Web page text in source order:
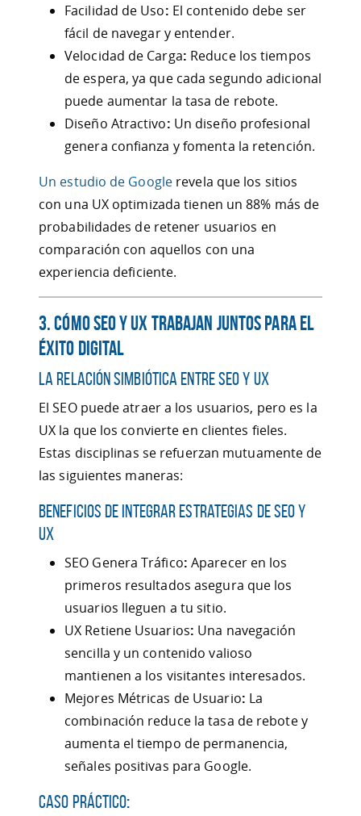
Facilidad de Uso: El contenido debe ser
fácil de navegar y entender.
Velocidad de Carga: Reduce los tiempos
de espera, ya que cada segundo adicional
puede aumentar la tasa de rebote.
Diseño Atractivo: Un diseño profesional
genera confianza y fomenta la retención.
Un estudio de Google revela que los sitios
con una UX optimizada tienen un 88% más de
probabilidades de retener usuarios en
comparación con aquellos con una
experiencia deficiente.
3. Cómo SEO y UX Trabajan Juntos para el
Éxito Digital
La Relación Simbiótica Entre SEO y UX
El SEO puede atraer a los usuarios, pero es la
UX la que los convierte en clientes fieles.
Estas disciplinas se refuerzan mutuamente de
las siguientes maneras:
Beneficios de Integrar Estrategias de SEO y
UX
SEO Genera Tráfico: Aparecer en los
primeros resultados asegura que los
usuarios lleguen a tu sitio.
UX Retiene Usuarios: Una navegación
sencilla y un contenido valioso
mantienen a los visitantes interesados.
Mejores Métricas de Usuario: La
combinación reduce la tasa de rebote y
aumenta el tiempo de permanencia,
señales positivas para Google.
Caso Práctico: